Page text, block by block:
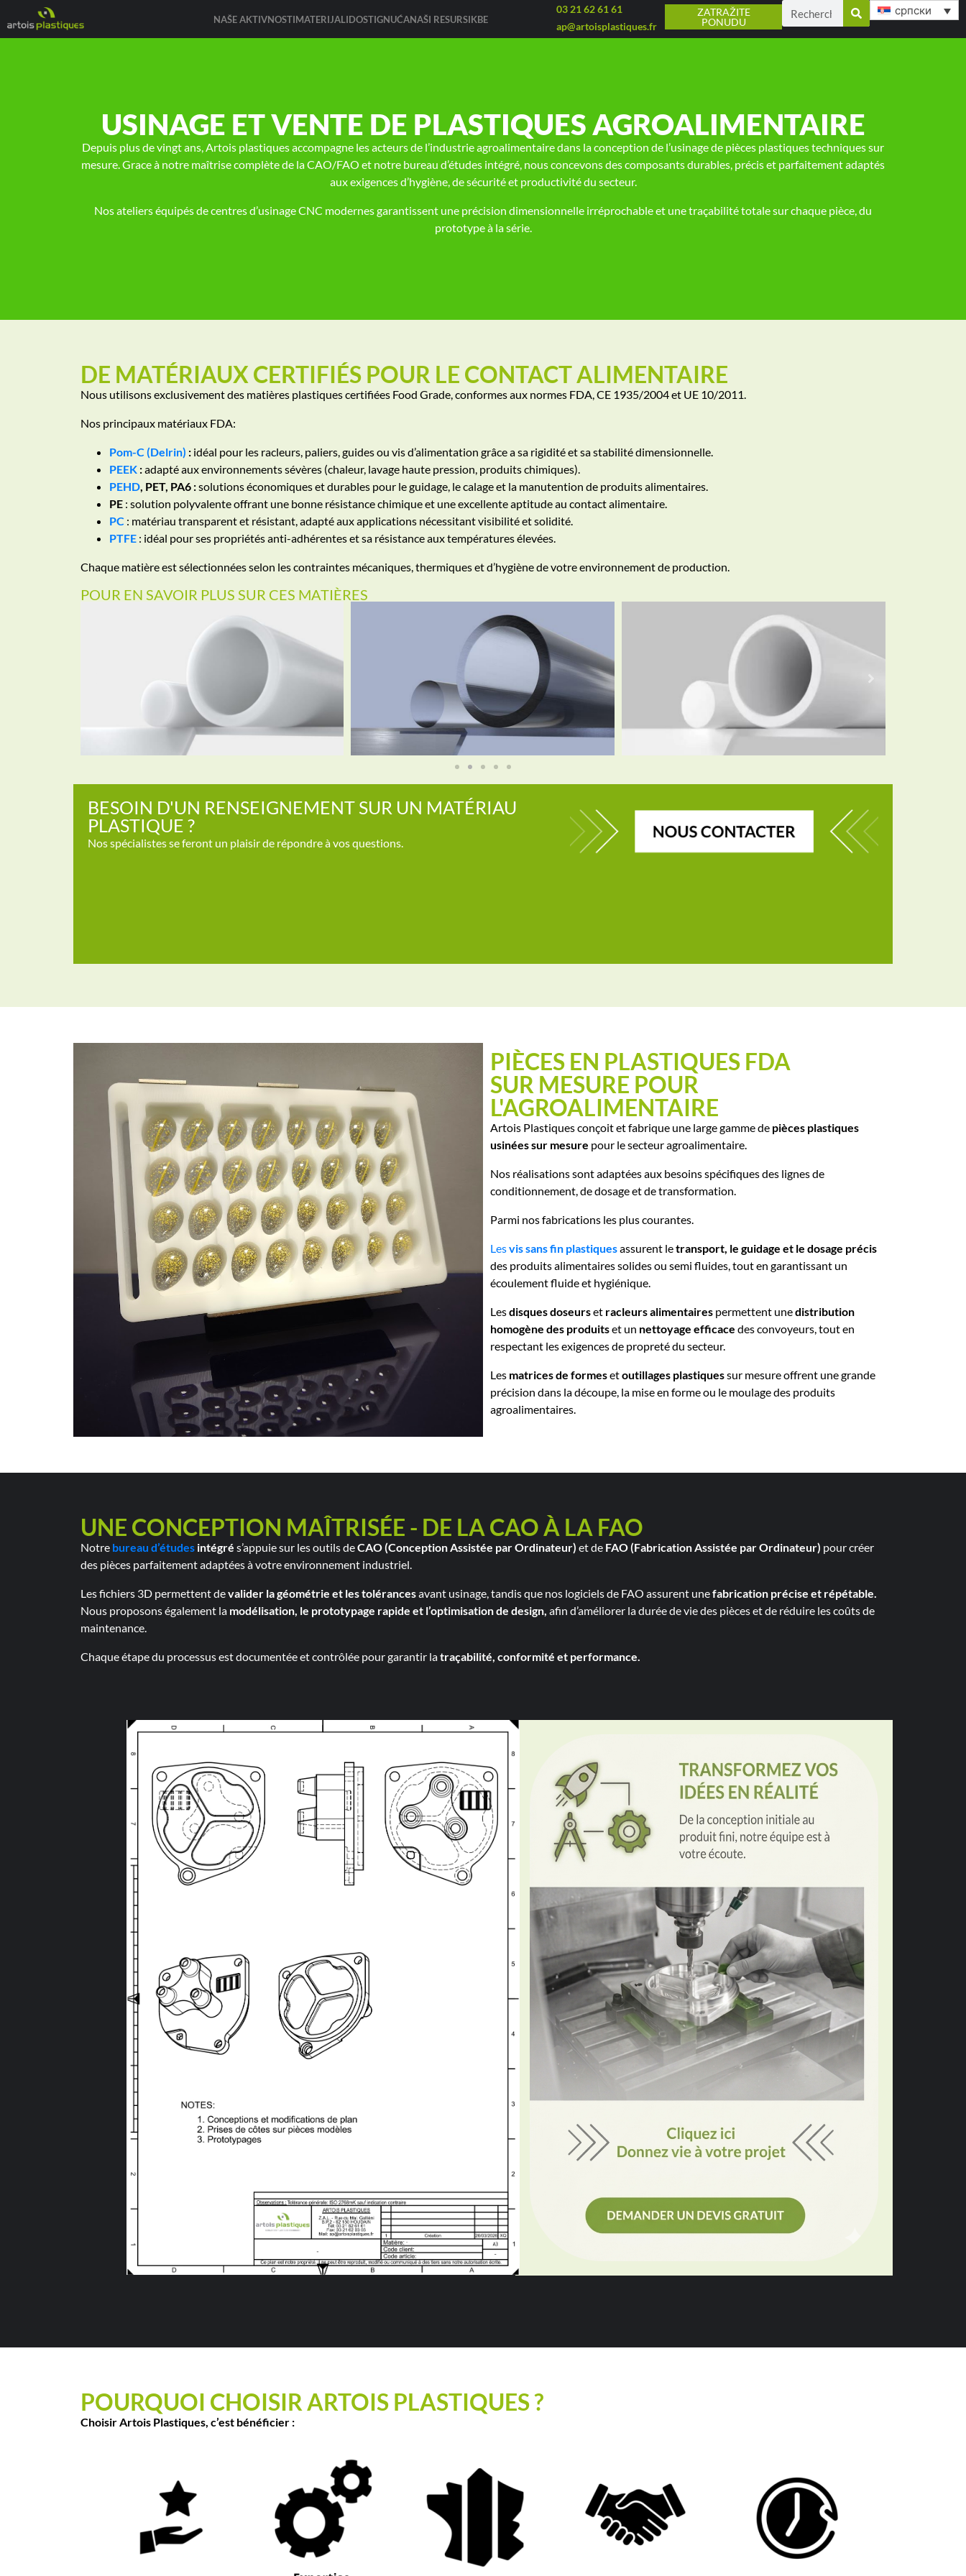
NAŠE AKTIVNOSTIMATERIJALIDOSTIGNUĆANAŠI RESURSIKBE
03 21 62 61 61
ap@artoisplastiques.fr
ZATRAŽITE
PONUDU
српски
USINAGE ET VENTE DE PLASTIQUES AGROALIMENTAIRE
Depuis plus de vingt ans, Artois plastiques accompagne les acteurs de l’industrie agroalimentaire dans la conception de l’usinage de pièces plastiques techniques sur
mesure. Grace à notre maîtrise complète de la CAO/FAO et notre bureau d’études intégré, nous concevons des composants durables, précis et parfaitement adaptés
aux exigences d’hygiène, de sécurité et productivité du secteur.
Nos ateliers équipés de centres d’usinage CNC modernes garantissent une précision dimensionnelle irréprochable et une traçabilité totale sur chaque pièce, du
prototype à la série.
DE MATÉRIAUX CERTIFIÉS POUR LE CONTACT ALIMENTAIRE
Nous utilisons exclusivement des matières plastiques certifiées Food Grade, conformes aux normes FDA, CE 1935/2004 et UE 10/2011.
Nos principaux matériaux FDA:
Pom-C (Delrin) : idéal pour les racleurs, paliers, guides ou vis d’alimentation grâce a sa rigidité et sa stabilité dimensionnelle.
PEEK :adapté aux environnements sévères (chaleur, lavage haute pression, produits chimiques).
PEHD, PET, PA6 :solutions économiques et durables pour le guidage, le calage et la manutention de produits alimentaires.
PE : solution polyvalente offrant une bonne résistance chimique et une excellente aptitude au contact alimentaire.
PC : matériau transparent et résistant, adapté aux applications nécessitant visibilité et solidité.
PTFE : idéal pour ses propriétés anti-adhérentes et sa résistance aux températures élevées.
Chaque matière est sélectionnées selon les contraintes mécaniques, thermiques et d’hygiène de votre environnement de production.
POUR EN SAVOIR PLUS SUR CES MATIÈRES
ertacetal Polytetrafluorethylene
BESOIN D'UN RENSEIGNEMENT SUR UN MATÉRIAU
PLASTIQUE ?
Nos spécialistes se feront un plaisir de répondre à vos questions.
PIÈCES EN PLASTIQUES FDA
SUR MESURE POUR
L'AGROALIMENTAIRE
Artois Plastiques conçoit et fabrique une large gamme de pièces plastiques
usinées sur mesure pour le secteur agroalimentaire.
Nos réalisations sont adaptées aux besoins spécifiques des lignes de
conditionnement, de dosage et de transformation.
Parmi nos fabrications les plus courantes.
Lesvis sans fin plastiquesassurent letransport, le guidage et le dosage précis
des produits alimentaires solides ou semi fluides, tout en garantissant un
écoulement fluide et hygiénique.
Lesdisques doseurset racleurs alimentaires permettent unedistribution
homogène des produitset un nettoyage efficace des convoyeurs, tout en
respectant les exigences de propreté du secteur.
Les matrices de formesetoutillages plastiquessur mesure offrent une grande
précision dans la découpe, la mise en forme ou le moulage des produits
agroalimentaires.
UNE CONCEPTION MAÎTRISÉE - DE LA CAO À LA FAO
Notre bureau d’études intégré s’appuie sur les outils deCAO (Conception Assistée par Ordinateur) et de FAO (Fabrication Assistée par Ordinateur) pour créer
des pièces parfaitement adaptées à votre environnement industriel.
Les fichiers 3D permettent devalider la géométrie et les tolérancesavant usinage, tandis que nos logiciels de FAO assurent unefabrication précise et répétable.
Nous proposons également la modélisation, le prototypage rapide et l’optimisation de design, afin d’améliorer la durée de vie des pièces et de réduire les coûts de
maintenance.
Chaque étape du processus est documentée et contrôlée pour garantir latraçabilité, conformité et performance.
POURQUOI CHOISIR ARTOIS PLASTIQUES ?
Choisir Artois Plastiques, c’est bénéficier :